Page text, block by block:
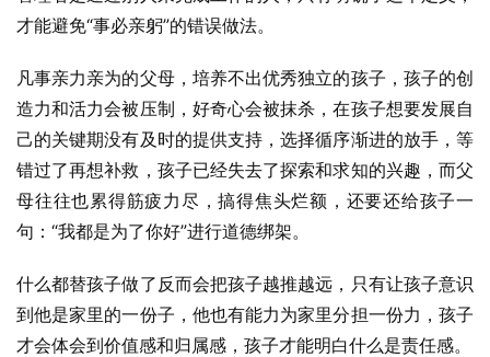
才能避免“事必亲躬”的错误做法。
凡事亲力亲为的父母，培养不出优秀独立的孩子，孩子的创
造力和活力会被压制，好奇心会被抹杀，在孩子想要发展自
己的关键期没有及时的提供支持，选择循序渐进的放手，等
错过了再想补救，孩子已经失去了探索和求知的兴趣，而父
母往往也累得筋疲力尽，搞得焦头烂额，还要还给孩子一
句：“我都是为了你好”进行道德绑架。
什么都替孩子做了反而会把孩子越推越远，只有让孩子意识
到他是家里的一份子，他也有能力为家里分担一份力，孩子
才会体会到价值感和归属感，孩子才能明白什么是责任感。